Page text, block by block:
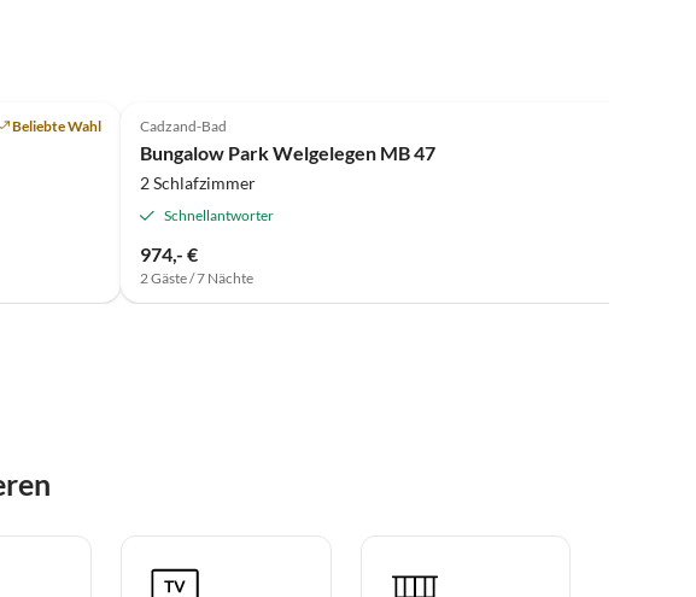
Beliebte Wahl Cadzand-Bad
Bungalow Park Welgelegen MB 47
2 Schlafzimmer
Schnellantworter
974,- €
2 Gäste / 7 Nächte